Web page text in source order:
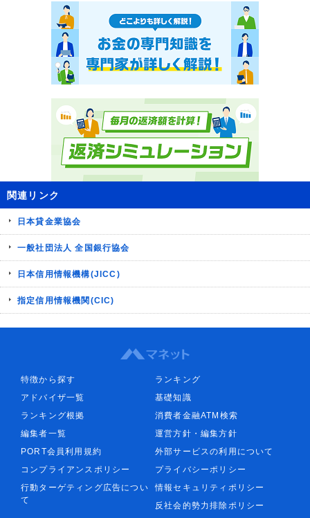
関連リンク
日本貸金業協会
一般社団法人 全国銀行協会
日本信用情報機構(JICC)
指定信用情報機関(CIC)
特徴から探す
ランキング
アドバイザ一覧
基礎知識
ランキング根拠
消費者金融ATM検索
編集者一覧
運営方針・編集方針
PORT会員利用規約
外部サービスの利用について
コンプライアンスポリシー
プライバシーポリシー
行動ターゲティング広告につい
て
情報セキュリティポリシー
反社会的勢力排除ポリシー